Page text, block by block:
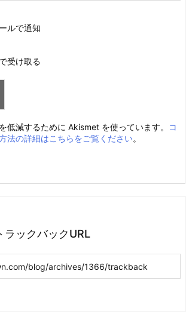
ルで通知
受け取る
低減するために Akismet を使っています。
コ
法の詳細はこちらをご覧ください。
ラックバックURL